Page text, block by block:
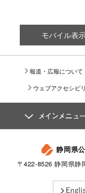
モバイル表
報道・広報について
ウェブアクセシビ
静岡県
〒422-8526 静岡県静